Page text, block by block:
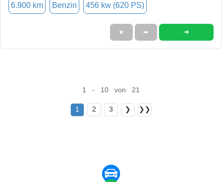
6.900 km Benzin 456 kw (620 PS)
★ ➦ ➜
1 - 10 von 21
1 2 3 ❯ ❯❯